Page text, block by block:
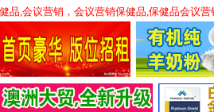
议营销，会议营销保健品,保健品会议